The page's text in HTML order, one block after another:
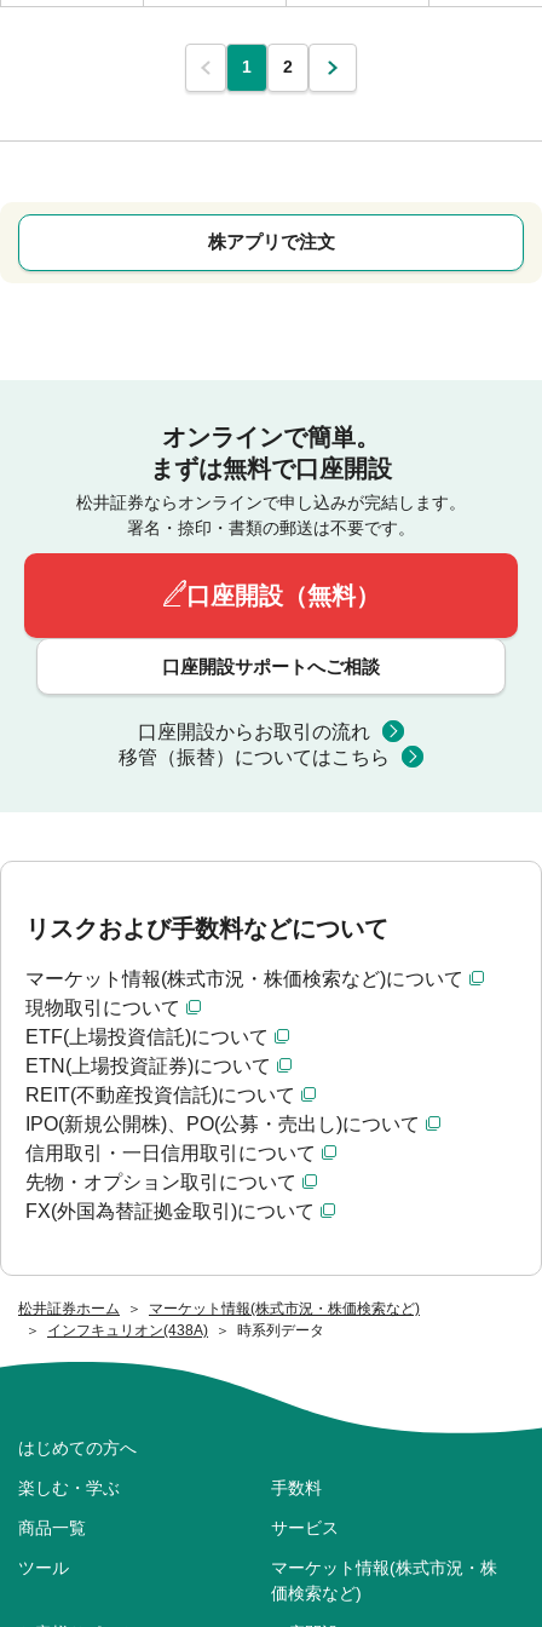
松井証券ホーム
マーケット情報(株式市況・株価検索など)
インフキュリオン(438A)
時系列データ
1 2
株アプリで注文
オンラインで簡単。
まずは無料で口座開設
松井証券ならオンラインで申し込みが完結します。
署名・捺印・書類の郵送は不要です。
口座開設（無料）
口座開設サポートへご相談
口座開設からお取引の流れ
移管（振替）についてはこちら
リスクおよび手数料などについて
マーケット情報(株式市況・株価検索など)について
現物取引について
ETF(上場投資信託)について
ETN(上場投資証券)について
REIT(不動産投資信託)について
IPO(新規公開株)、PO(公募・売出し)について
信用取引・一日信用取引について
先物・オプション取引について
FX(外国為替証拠金取引)について
はじめての方へ
楽しむ・学ぶ 手数料
商品一覧 サービス
ツール
マーケット情報(株式市況・株
価検索など)